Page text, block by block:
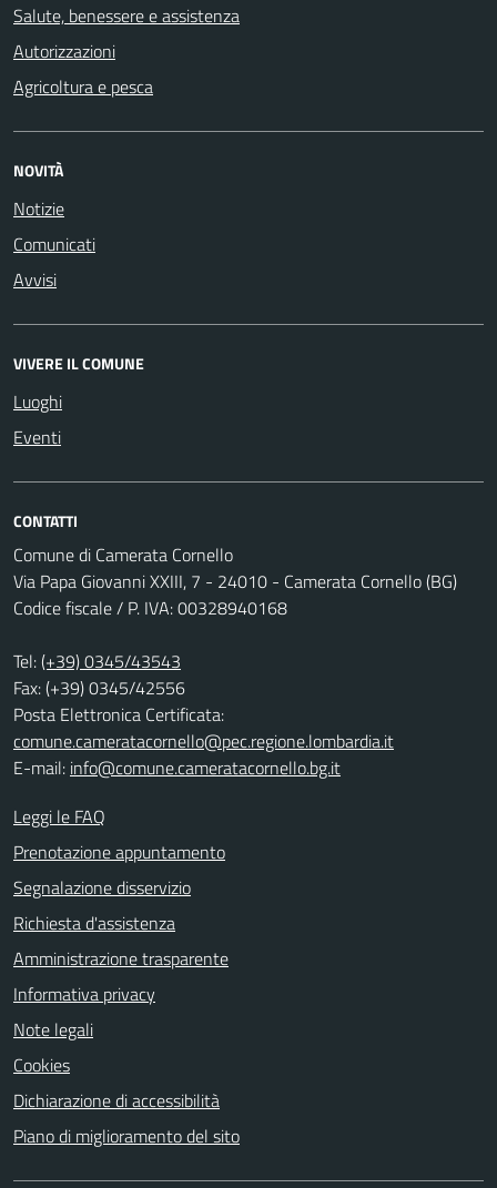
Salute, benessere e assistenza
Autorizzazioni
Agricoltura e pesca
NOVITÀ
Notizie
Comunicati
Avvisi
VIVERE IL COMUNE
Luoghi
Eventi
CONTATTI
Comune di Camerata Cornello
Via Papa Giovanni XXIII, 7 - 24010 - Camerata Cornello (BG)
Codice fiscale / P. IVA: 00328940168
Tel:(+39) 0345/43543
Fax: (+39) 0345/42556
Posta Elettronica Certificata:
comune.cameratacornello@pec.regione.lombardia.it
E-mail: info@comune.cameratacornello.bg.it
Leggi le FAQ
Prenotazione appuntamento
Segnalazione disservizio
Richiesta d'assistenza
Amministrazione trasparente
Informativa privacy
Note legali
Cookies
Dichiarazione di accessibilità
Piano di miglioramento del sito